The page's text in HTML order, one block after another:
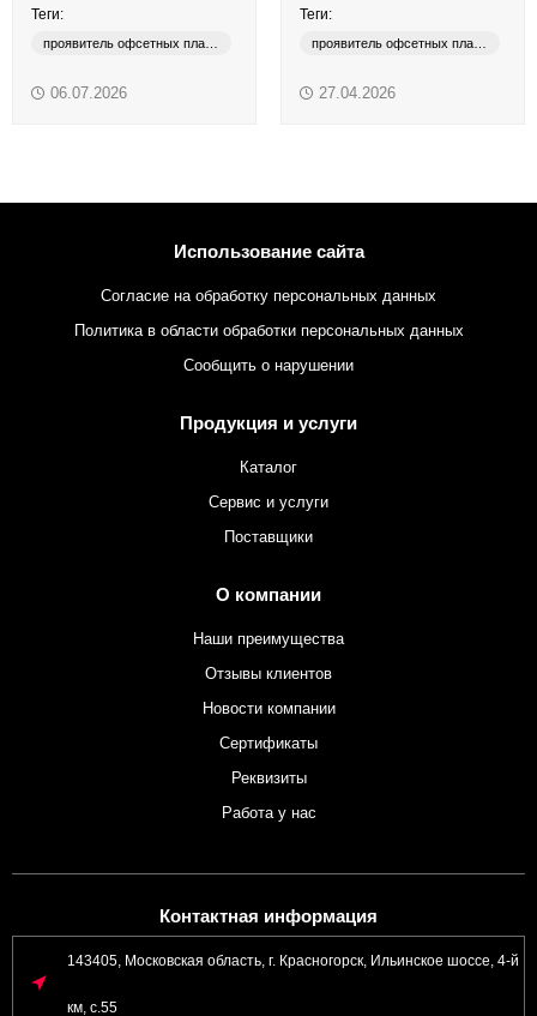
форм.
Теги:
CTP DEVELOPER
06.07.2026
Теги:
фиолетовые пластины
27.04.2026
Использование сайта
Согласие на обработку персональных данных
Политика в области обработки персональных данных
Сообщить о нарушении
Продукция и услуги
Каталог
Сервис и услуги
Поставщики
О компании
Наши преимущества
Отзывы клиентов
Новости компании
Сертификаты
Реквизиты
Работа у нас
Контактная информация
143405, Московская область, г. Красногорск, Ильинское шоссе, 4-й
км, с.55